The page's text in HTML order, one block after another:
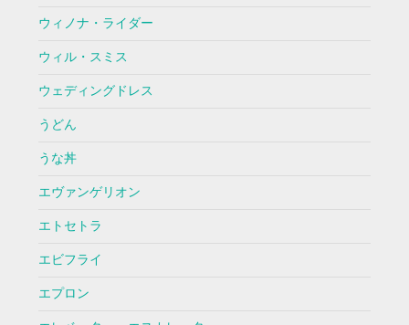
ウィノナ・ライダー
ウィル・スミス
ウェディングドレス
うどん
うな丼
エヴァンゲリオン
エトセトラ
エビフライ
エプロン